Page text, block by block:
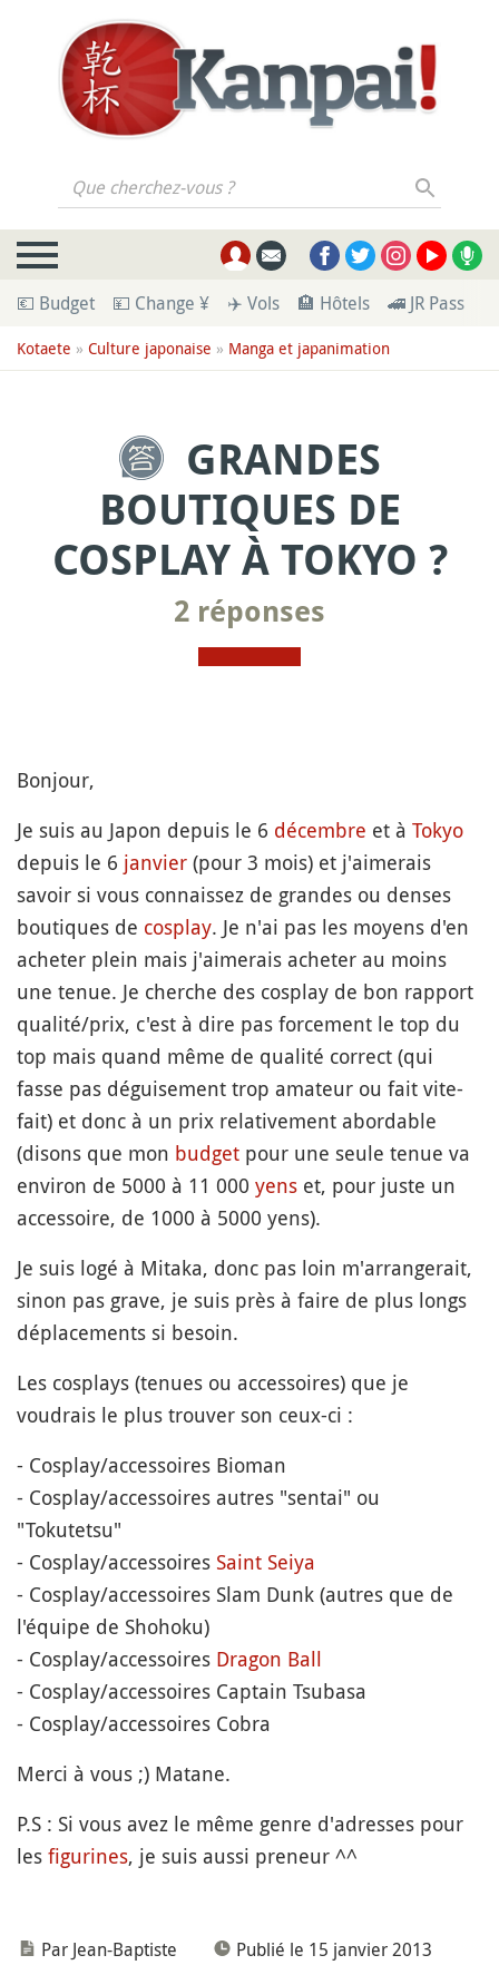
Que cherchez-vous ?
💶 Budget 💴 Change ¥ ✈️ Vols 🏨 Hôtels 🚄 JR Pass
Kotaete » Culture japonaise » Manga et japanimation
GRANDES
BOUTIQUES DE
COSPLAY À TOKYO ?
2 réponses
Bonjour,
Je suis au Japon depuis le 6 décembre et à Tokyo
depuis le 6 janvier (pour 3 mois) et j'aimerais
savoir si vous connaissez de grandes ou denses
boutiques de cosplay. Je n'ai pas les moyens d'en
acheter plein mais j'aimerais acheter au moins
une tenue. Je cherche des cosplay de bon rapport
qualité/prix, c'est à dire pas forcement le top du
top mais quand même de qualité correct (qui
fasse pas déguisement trop amateur ou fait vite-
fait) et donc à un prix relativement abordable
(disons que mon budget pour une seule tenue va
environ de 5000 à 11 000 yens et, pour juste un
accessoire, de 1000 à 5000 yens).
Je suis logé à Mitaka, donc pas loin m'arrangerait,
sinon pas grave, je suis près à faire de plus longs
déplacements si besoin.
Les cosplays (tenues ou accessoires) que je
voudrais le plus trouver son ceux-ci :
- Cosplay/accessoires Bioman
- Cosplay/accessoires autres "sentai" ou
"Tokutetsu"
- Cosplay/accessoires Saint Seiya
- Cosplay/accessoires Slam Dunk (autres que de
l'équipe de Shohoku)
- Cosplay/accessoires Dragon Ball
- Cosplay/accessoires Captain Tsubasa
- Cosplay/accessoires Cobra
Merci à vous ;) Matane.
P.S : Si vous avez le même genre d'adresses pour
les figurines, je suis aussi preneur ^^
Par Jean-Baptiste
Publié le 15 janvier 2013